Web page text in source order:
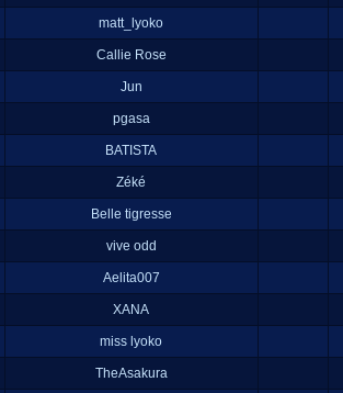
matt_lyoko
Callie Rose
Jun
pgasa
BATISTA
Zéké
Belle tigresse
vive odd
Aelita007
XANA
miss lyoko
TheAsakura